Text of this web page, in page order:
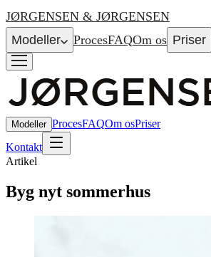
JØRGENSEN & JØRGENSEN
Modeller
ProcesFAQOm os Priser
Modeller ProcesFAQOm osPriser
Kontakt
Artikel
Byg nyt sommerhus